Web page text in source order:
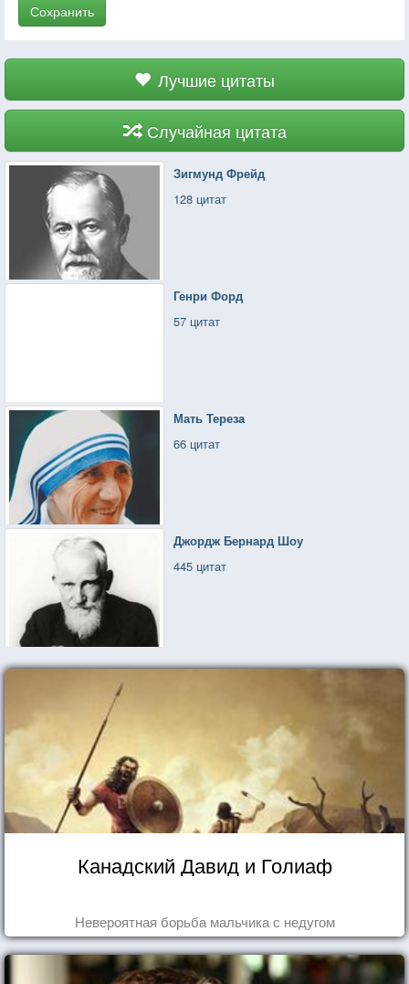
Сохранить
Лучшие цитаты
Случайная цитата
Зигмунд Фрейд
128 цитат
Генри Форд
57 цитат
Мать Тереза
66 цитат
Джордж Бернард Шоу
445 цитат
Канадский Давид и Голиаф
Невероятная борьба мальчика с недугом